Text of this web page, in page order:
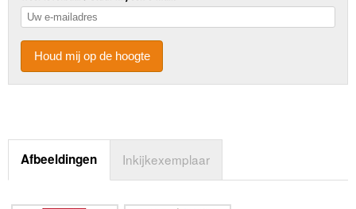
Houd mij op de hoogte
Afbeeldingen Inkijkexemplaar